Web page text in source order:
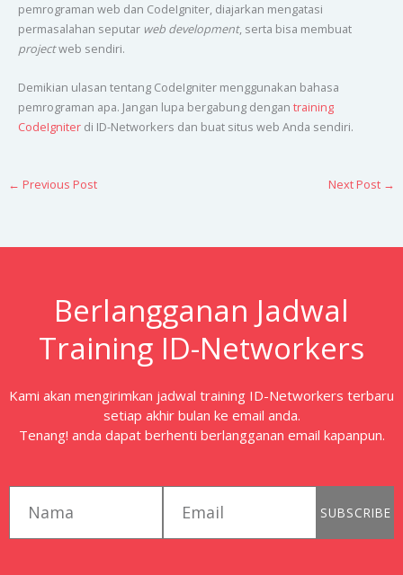
pemrograman web dan CodeIgniter, diajarkan mengatasi
permasalahan seputar web development, serta bisa membuat
projectweb sendiri.
Demikian ulasan tentang CodeIgniter menggunakan bahasa
pemrograman apa. Jangan lupa bergabung dengan training
CodeIgniterdi ID-Networkers dan buat situs web Anda sendiri.
← Previous Post Next Post →
Berlangganan Jadwal
Training ID-Networkers
Kami akan mengirimkan jadwal training ID-Networkers terbaru
setiap akhir bulan ke email anda.
Tenang! anda dapat berhenti berlangganan email kapanpun.
SUBSCRIBE